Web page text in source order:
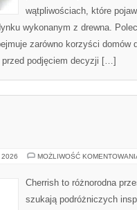
wątpliwościach, które
wykonanym z drewna.
zarówno korzyści domów
podjęciem decyzji […]
2026 MOŻLIWOŚĆ
Cherrish to różnorodna
szukają podróżniczych